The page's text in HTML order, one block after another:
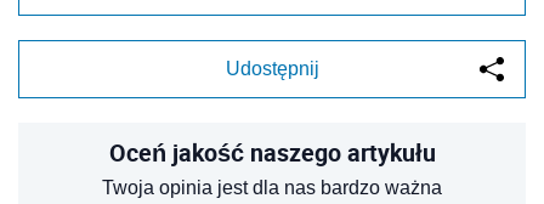
Udostępnij
Oceń jakość naszego artykułu
Twoja opinia jest dla nas bardzo ważna